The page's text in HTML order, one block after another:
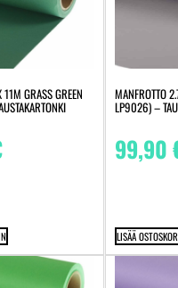
GRASS GREEN MANFROTTO
LP9026) –
99,90
LISÄÄ